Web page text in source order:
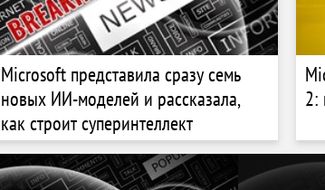
Microsoft представила сразу семь
новых ИИ-моделей и рассказала,
как строит суперинтеллект
2: